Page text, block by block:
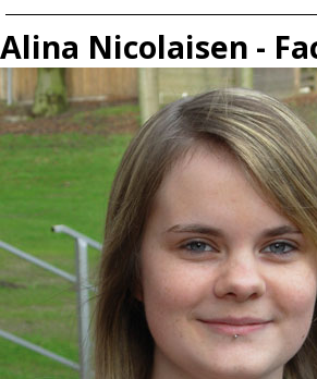
Alina Nicolaisen -